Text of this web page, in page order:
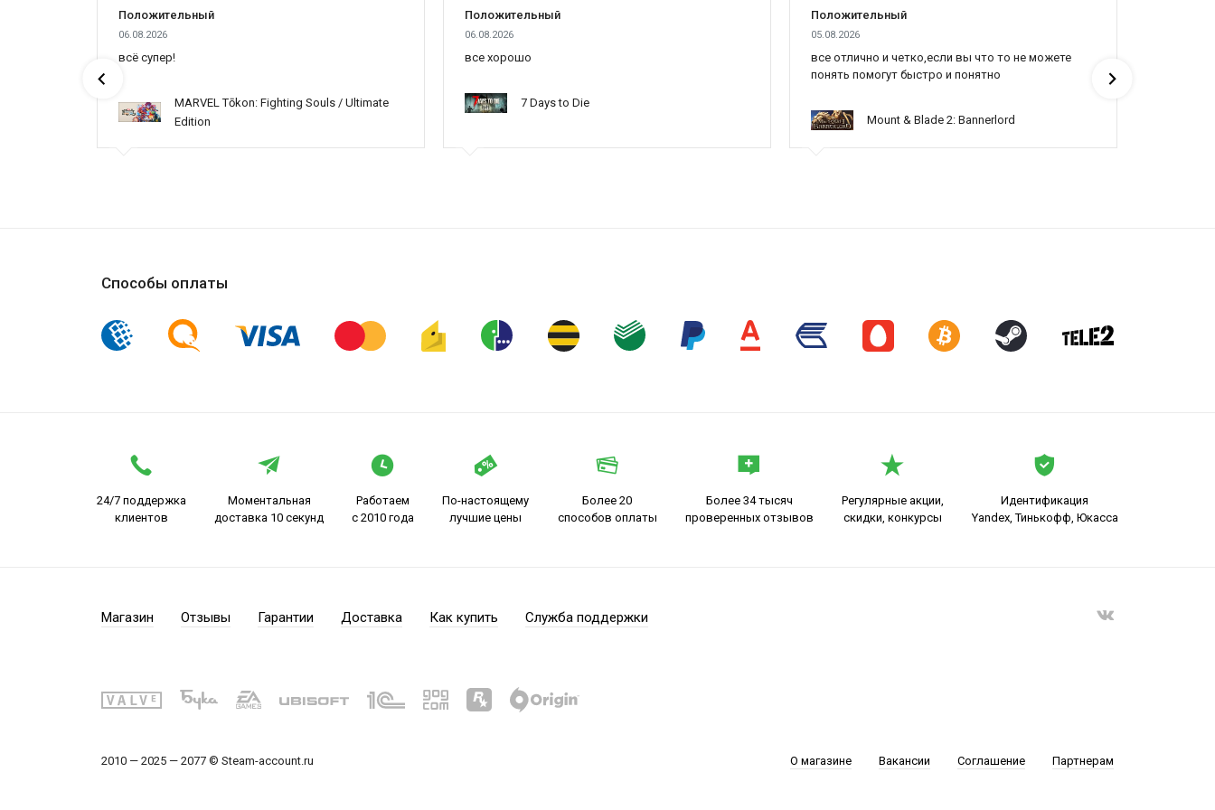
Интенсивные бои и динамическая графика
Новые локации и сюжет
Это дополнение включает в себя новые локации и сюжетные моменты, расширяя мир и историю "World War Z".
Сетевые режимы:
Положительный
06.08.2026
всё супер!
MARVEL Tōkon: Fighting Souls / Ultimate
Edition
Положительный
06.08.2026
все хорошо
7 Days to Die
Положительный
05.08.2026
все отлично и четко,если вы что то не можете
понять помогут быстро и понятно
Mount & Blade 2: Bannerlord
Способы оплаты
24/7 поддержка
клиентов
Моментальная
доставка 10 секунд
Работаем
с 2010 года
По-настоящему
лучшие цены
Более 20
способов оплаты
Более 34 тысяч
проверенных отзывов
Регулярные акции,
скидки, конкурсы
Идентификация
Yandex, Тинькофф, Юкасса
Магазин Отзывы Гарантии Доставка Как купить Служба поддержки
2010 — 2025 — 2077 © Steam-account.ru О магазине Вакансии Соглашение Партнерам